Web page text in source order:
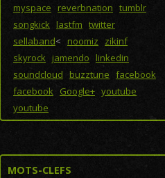
myspace reverbnation tumblr
songkick lastfm twitter
sellaband< noomiz
zikinf
skyrock jamendo
linkedin
soundcloud buzztune facebook
facebook Google+ youtube
youtube
MOTS-CLEFS